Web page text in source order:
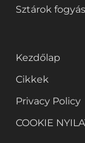
Sztárok
Kezdőlap
Cikkek
Privacy Policy
COOKIE